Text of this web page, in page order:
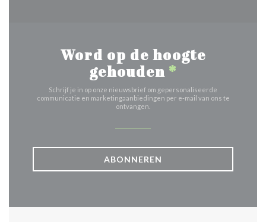
Word op de hoogte
gehouden *
Schrijf je in op onze nieuwsbrief om gepersonaliseerde
communicatie en marketingaanbiedingen per e-mail van ons te
ontvangen.
ABONNEREN